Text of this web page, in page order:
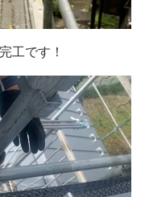
工です！